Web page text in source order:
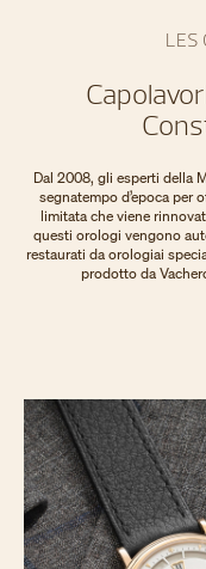
LES
Dal 2008, gli esperti della
segnatempo d’epoca per
limitata che viene
questi orologi vengono
restaurati da orologiai
prodotto da